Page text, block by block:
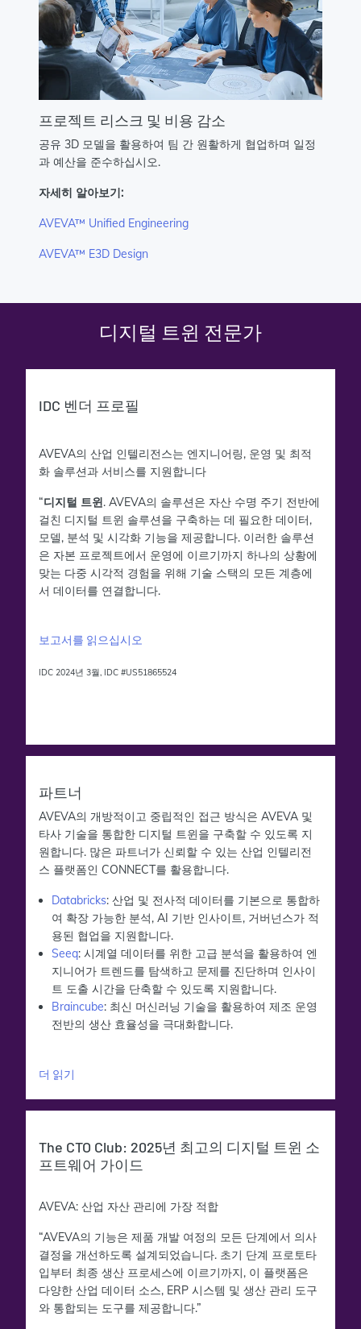
프로젝트 리스크 및 비용 감소
공유 3D 모델을 활용하여 팀 간 원활하게 협업하며 일정
과 예산을 준수하십시오.
자세히 알아보기:
AVEVA™ Unified Engineering
AVEVA™ E3D Design
디지털 트윈 전문가
IDC 벤더 프로필
AVEVA의 산업 인텔리전스는 엔지니어링, 운영 및 최적
화 솔루션과 서비스를 지원합니다
“디지털 트윈. AVEVA의 솔루션은 자산 수명 주기 전반에
걸친 디지털 트윈 솔루션을 구축하는 데 필요한 데이터,
모델, 분석 및 시각화 기능을 제공합니다. 이러한 솔루션
은 자본 프로젝트에서 운영에 이르기까지 하나의 상황에
맞는 다중 시각적 경험을 위해 기술 스택의 모든 계층에
서 데이터를 연결합니다.
보고서를 읽으십시오
IDC 2024년 3월, IDC #US51865524
파트너
AVEVA의 개방적이고 중립적인 접근 방식은 AVEVA 및
타사 기술을 통합한 디지털 트윈을 구축할 수 있도록 지
원합니다. 많은 파트너가 신뢰할 수 있는 산업 인텔리전
스 플랫폼인 CONNECT를 활용합니다.
Databricks: 산업 및 전사적 데이터를 기본으로 통합하
여 확장 가능한 분석, AI 기반 인사이트, 거버넌스가 적
용된 협업을 지원합니다.
Seeq: 시계열 데이터를 위한 고급 분석을 활용하여 엔
지니어가 트렌드를 탐색하고 문제를 진단하며 인사이
트 도출 시간을 단축할 수 있도록 지원합니다.
Braincube: 최신 머신러닝 기술을 활용하여 제조 운영
전반의 생산 효율성을 극대화합니다.
더 읽기
The CTO Club: 2025년 최고의 디지털 트윈 소
프트웨어 가이드
AVEVA: 산업 자산 관리에 가장 적합
“AVEVA의 기능은 제품 개발 여정의 모든 단계에서 의사
결정을 개선하도록 설계되었습니다. 초기 단계 프로토타
입부터 최종 생산 프로세스에 이르기까지, 이 플랫폼은
다양한 산업 데이터 소스, ERP 시스템 및 생산 관리 도구
와 통합되는 도구를 제공합니다.”